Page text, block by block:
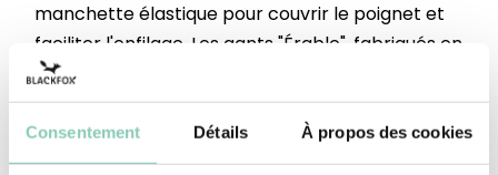
Consentement Détails À propos des cookies
manchette élastique pour couvrir le poignet et
faciliter l'enfilage. Les gants "Érable", fabriqués en
France, sont normés EN 420 2003 + A1 2009 avec
une dextérité de 5/5 et EN 388 : 2016 + A1 2018
avec une performance de 2122X. Un jardinage
sous le signe de l'authenticité et du confort !